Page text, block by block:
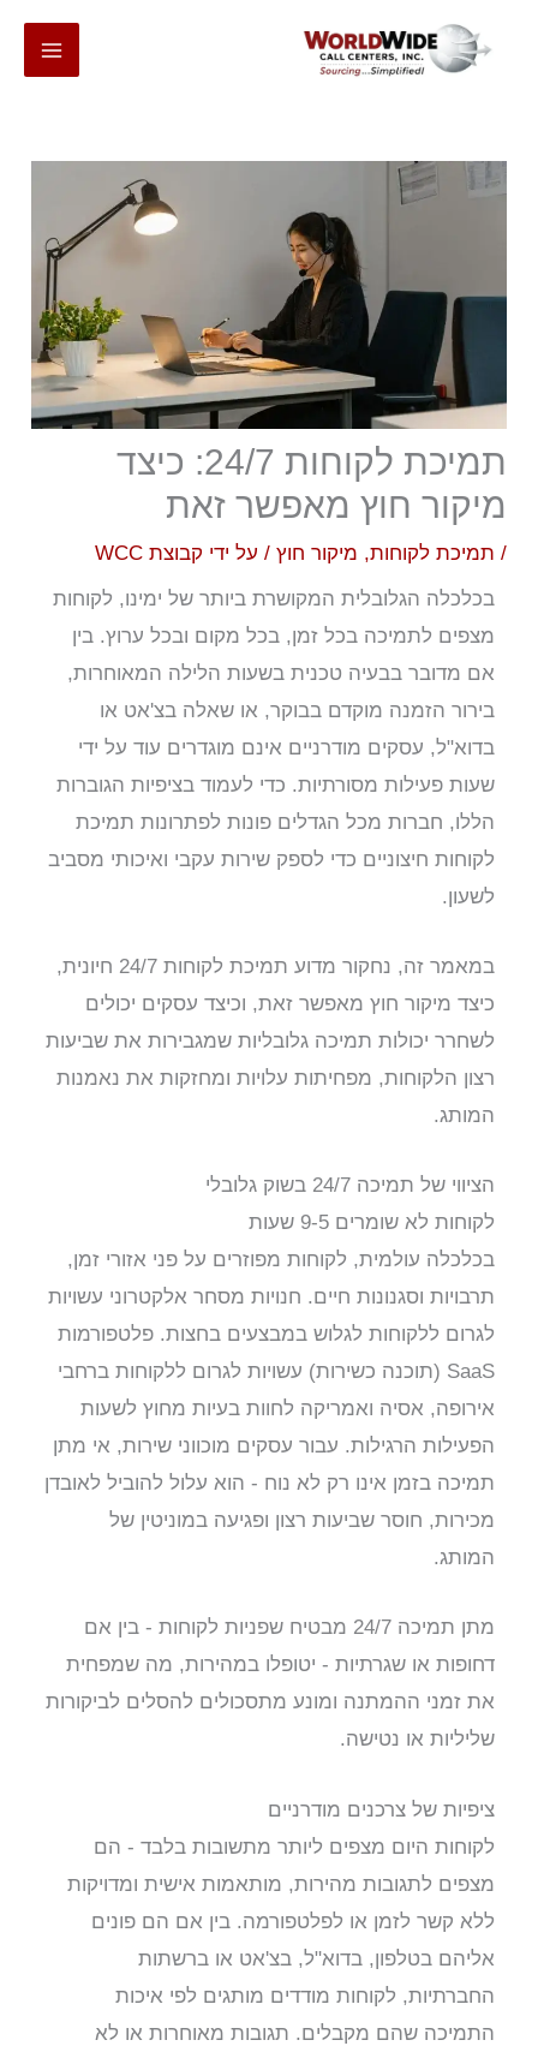
תמיכת לקוחות 24/7: כיצד
מיקור חוץ מאפשר זאת
/ תמיכת לקוחות, מיקור חוץ / על ידי קבוצת WCC
בכלכלה הגלובלית המקושרת ביותר של ימינו, לקוחות
מצפים לתמיכה בכל זמן, בכל מקום ובכל ערוץ. בין
אם מדובר בבעיה טכנית בשעות הלילה המאוחרות,
בירור הזמנה מוקדם בבוקר, או שאלה בצ'אט או
בדוא"ל, עסקים מודרניים אינם מוגדרים עוד על ידי
שעות פעילות מסורתיות. כדי לעמוד בציפיות הגוברות
הללו, חברות מכל הגדלים פונות לפתרונות תמיכת
לקוחות חיצוניים כדי לספק שירות עקבי ואיכותי מסביב
לשעון.
במאמר זה, נחקור מדוע תמיכת לקוחות 24/7 חיונית,
כיצד מיקור חוץ מאפשר זאת, וכיצד עסקים יכולים
לשחרר יכולות תמיכה גלובליות שמגבירות את שביעות
רצון הלקוחות, מפחיתות עלויות ומחזקות את נאמנות
המותג.
הציווי של תמיכה 24/7 בשוק גלובלי
לקוחות לא שומרים 9-5 שעות
בכלכלה עולמית, לקוחות מפוזרים על פני אזורי זמן,
תרבויות וסגנונות חיים. חנויות מסחר אלקטרוני עשויות
לגרום ללקוחות לגלוש במבצעים בחצות. פלטפורמות
SaaS (תוכנה כשירות) עשויות לגרום ללקוחות ברחבי
אירופה, אסיה ואמריקה לחוות בעיות מחוץ לשעות
הפעילות הרגילות. עבור עסקים מוכווני שירות, אי מתן
תמיכה בזמן אינו רק לא נוח - הוא עלול להוביל לאובדן
מכירות, חוסר שביעות רצון ופגיעה במוניטין של
המותג.
מתן תמיכה 24/7 מבטיח שפניות לקוחות - בין אם
דחופות או שגרתיות - יטופלו במהירות, מה שמפחית
את זמני ההמתנה ומונע מתסכולים להסלים לביקורות
שליליות או נטישה.
ציפיות של צרכנים מודרניים
לקוחות היום מצפים ליותר מתשובות בלבד - הם
מצפים לתגובות מהירות, מותאמות אישית ומדויקות
ללא קשר לזמן או לפלטפורמה. בין אם הם פונים
אליהם בטלפון, בדוא"ל, בצ'אט או ברשתות
החברתיות, לקוחות מודדים מותגים לפי איכות
התמיכה שהם מקבלים. תגובות מאוחרות או לא